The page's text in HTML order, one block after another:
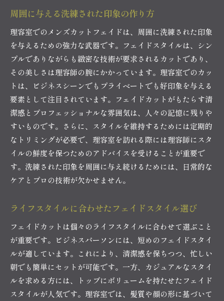
周囲に与える洗練された印象の作り方
理容室でのメンズカットフェイドは、周囲に洗練された印象
を与えるための強力な武器です。フェイドスタイルは、シン
プルでありながらも緻密な技術が要求されるカットであり、
その美しさは理容師の腕にかかっています。理容室でのカッ
トは、ビジネスシーンでもプライベートでも好印象を与える
要素として注目されています。フェイドカットがもたらす清
潔感とプロフェッショナルな雰囲気は、人々の記憶に残りや
すいものです。さらに、スタイルを維持するためには定期的
なトリミングが必要で、理容室を訪れる際には理容師にスタ
イルの鮮度を保つためのアドバイスを受けることが重要で
す。洗練された印象を周囲に与え続けるためには、日常的な
ケアとプロの技術が欠かせません。
ライフスタイルに合わせたフェイドスタイル選び
フェイドカットは個々のライフスタイルに合わせて選ぶこと
が重要です。ビジネスパーソンには、短めのフェイドスタイ
ルが適しています。これにより、清潔感を保ちつつ、忙しい
朝でも簡単にセットが可能です。一方、カジュアルなスタイ
ルを求める方には、トップにボリュームを持たせたフェイド
スタイルが人気です。理容室では、髪質や顔の形に基づいて